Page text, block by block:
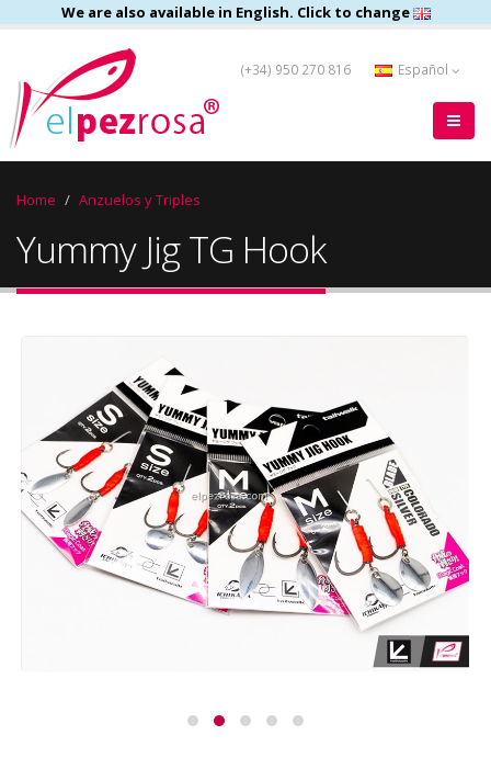
We are also available in English. Click to change
(+34) 950 270 816 Español
Home Anzuelos y Triples
Yummy Jig TG Hook